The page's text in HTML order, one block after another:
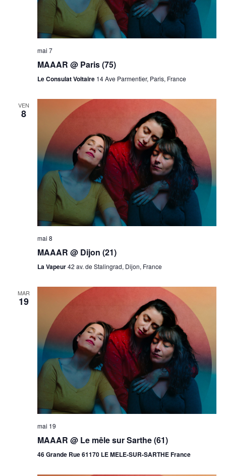
mai 7
MAAAR @ Paris (75)
Le Consulat Voltaire 14 Ave Parmentier, Paris, France
VEN
8
mai 8
MAAAR @ Dijon (21)
La Vapeur42 av. de Stalingrad, Dijon, France
MAR
19
mai 19
MAAAR @ Le mêle sur Sarthe (61)
46 Grande Rue 61170 LE MELE-SUR-SARTHE France